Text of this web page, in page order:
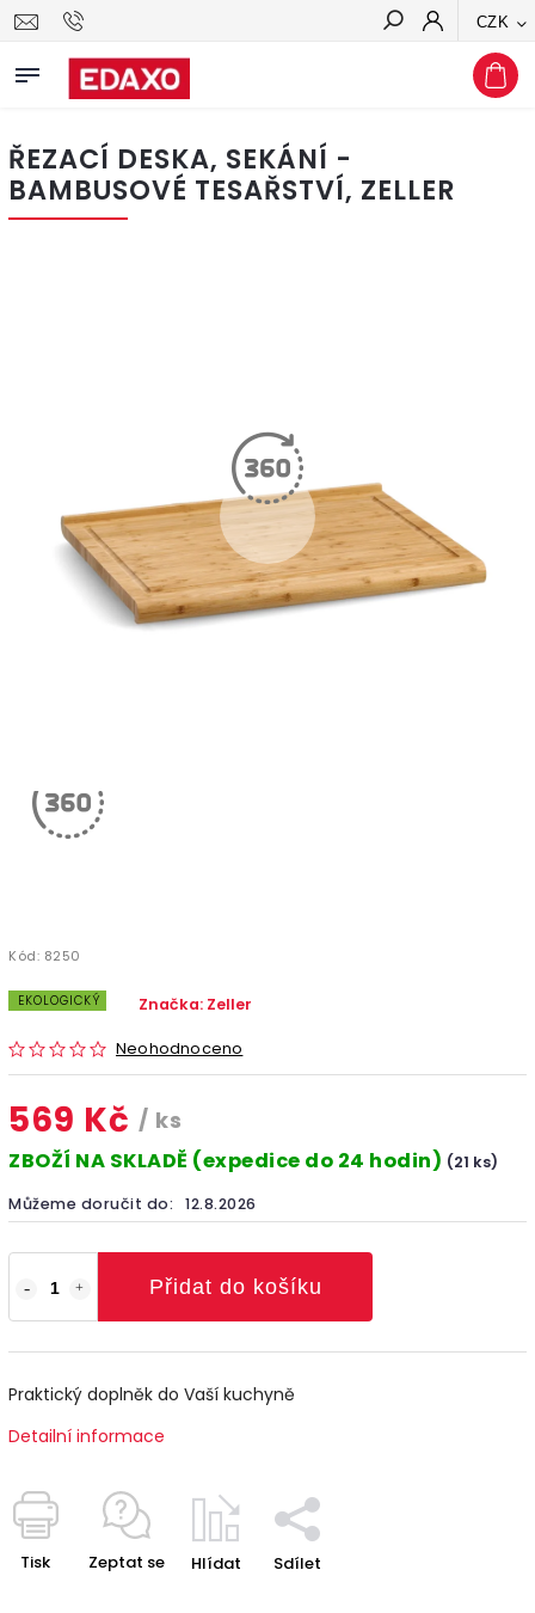
CZK
Hledat
ŘEZACÍ DESKA, SEKÁNÍ -
BAMBUSOVÉ TESAŘSTVÍ, ZELLER
Kód: 8250
EKOLOGICKÝ
Neohodnoceno
Značka: Zeller
569 Kč / ks
ZBOŽÍ NA SKLADĚ (expedice do 24 hodin) (21 ks)
Můžeme doručit do: 12.8.2026
Přidat do košíku
Praktický doplněk do Vaší kuchyně
Detailní informace
Tisk Zeptat se Hlídat Sdílet